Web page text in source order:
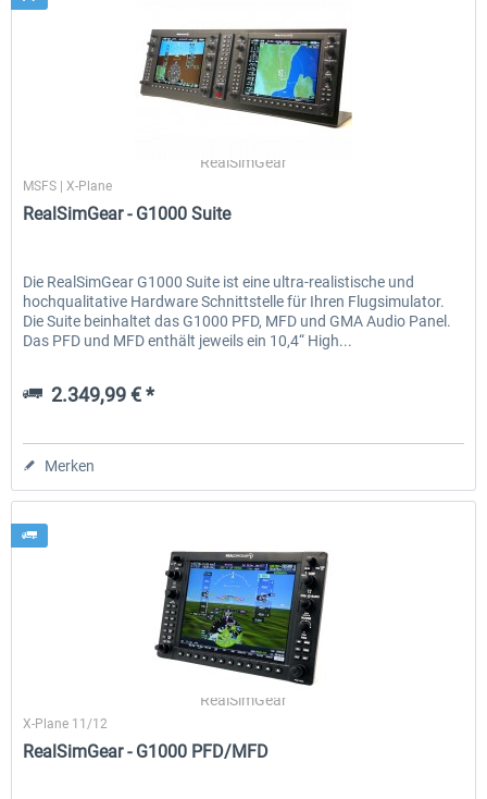
RealSimGear
MSFS | X-Plane
RealSimGear - G1000 Suite
Die RealSimGear G1000 Suite ist eine ultra-realistische und
hochqualitative Hardware Schnittstelle für Ihren Flugsimulator.
Die Suite beinhaltet das G1000 PFD, MFD und GMA Audio Panel.
Das PFD und MFD enthält jeweils ein 10,4“ High...
2.349,99 € *
Merken
RealSimGear
X-Plane 11/12
RealSimGear - G1000 PFD/MFD